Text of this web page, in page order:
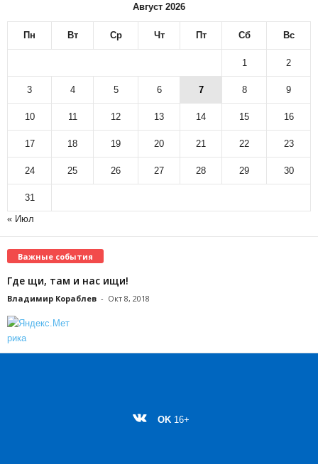
Август 2026
Пн Вт Ср Чт Пт Сб Вс
1 2
3 4 5 6 7 8 9
10 11 12 13 14 15 16
17 18 19 20 21 22 23
24 25 26 27 28 29 30
31
« Июл
Важные события
Где щи, там и нас ищи!
Владимир Кораблев - Окт 8, 2018
OK 16+